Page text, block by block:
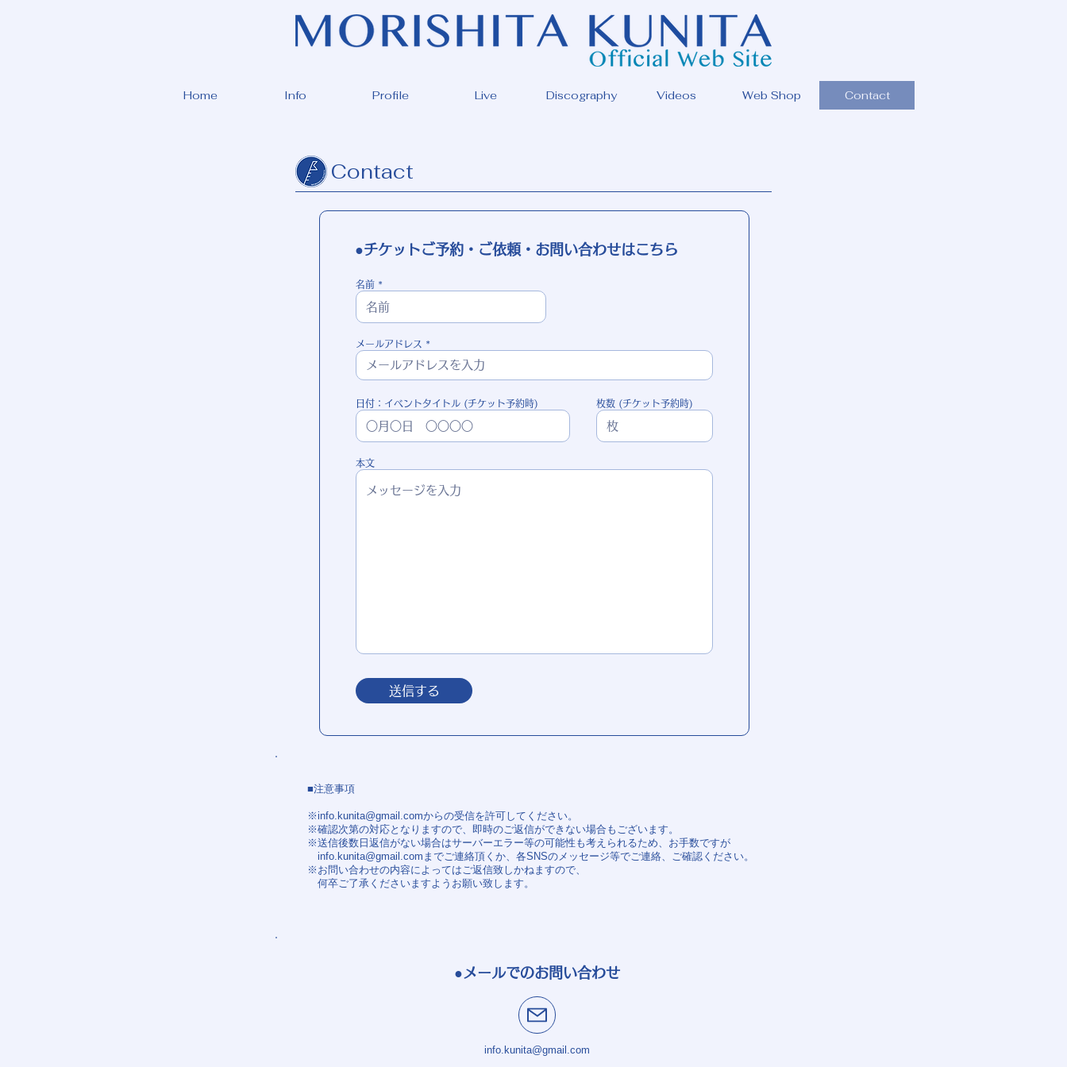
Home Info Profile Live Discography Videos Web Shop Contact
Contact
●チケットご予約・ご依頼・お問い合わせはこちら
名前
メールアドレス
日付：イベントタイトル (チケット予約時) 枚数 (チケット予約時)
本文
送信する
■注意事項
※info.kunita@gmail.comからの受信を許可してください。
※確認次第の対応となりますので、即時のご返信ができない場合もございます。
※送信後数日返信がない場合はサーバーエラー等の可能性も考えられるため、お手数ですが
info.kunita@gmail.com までご連絡頂くか、各SNSのメッセージ等でご連絡、ご確認ください。
※お問い合わせの内容によってはご返信致しかねますので、
何卒ご了承くださいますようお願い致します。
●メールでのお問い合わせ
info.kunita@gmail.com